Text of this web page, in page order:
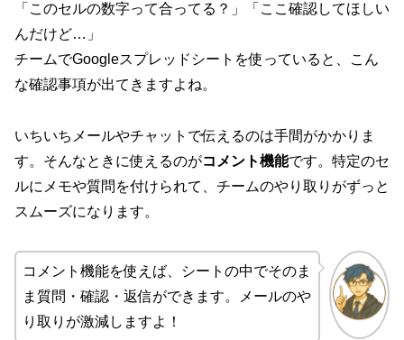
「このセルの数字って合ってる？」「ここ確認してほしい
んだけど…」
チームでGoogleスプレッドシートを使っていると、こん
な確認事項が出てきますよね。
いちいちメールやチャットで伝えるのは手間がかかりま
す。そんなときに使えるのがコメント機能です。特定のセ
ルにメモや質問を付けられて、チームのやり取りがずっと
スムーズになります。
コメント機能を使えば、シートの中でそのま
ま質問・確認・返信ができます。メールのや
り取りが激減しますよ！